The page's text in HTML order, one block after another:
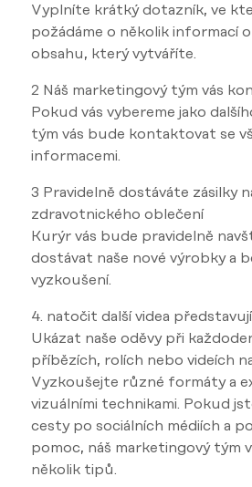
Vyplníte krátký dotazník, ve
požádáme o několik informací o
obsahu, který vytváříte.
2 Náš marketingový tým vás
Pokud vás vybereme jako
tým vás bude kontaktovat se
informacemi.
3 Pravidelně dostáváte zásilky
zdravotnického oblečení
Kurýr vás bude pravidelně
dostávat naše nové výrobky a
vyzkoušení.
4. natočit další videa
Ukázat naše oděvy při
příbězích, rolích nebo videích
Vyzkoušejte různé formáty a
vizuálními technikami. Pokud
cesty po sociálních médiích a
pomoc, náš marketingový tým
několik tipů.